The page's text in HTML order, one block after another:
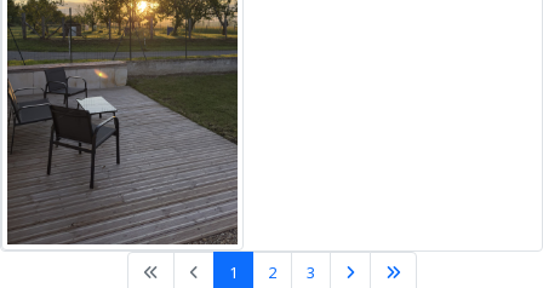
1 2 3